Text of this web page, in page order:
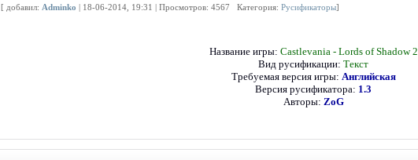
[ добавил: Adminko | 18-06-2014, 19:31 | Просмотров: 4567 Категория: Русификаторы]
Название игры: Castlevania - Lords of Shadow 2
Вид русификации: Текст
Требуемая версия игры: Английская
Версия русификатора: 1.3
Авторы: ZoG